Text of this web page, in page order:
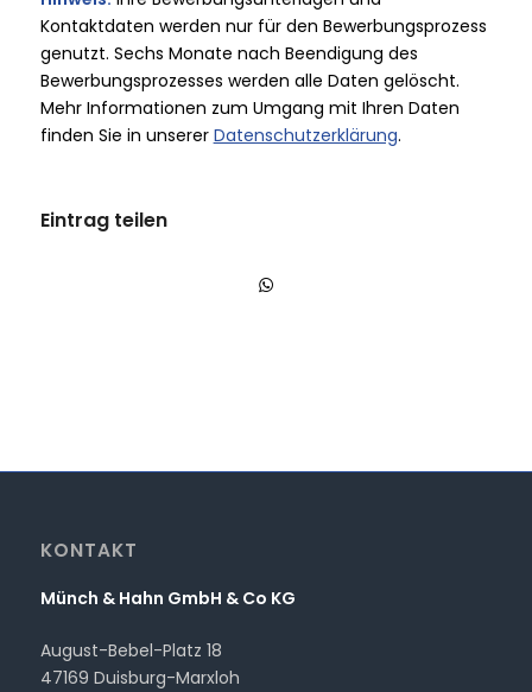
Kontaktdaten werden nur für den Bewerbungsprozess
genutzt. Sechs Monate nach Beendigung des
Bewerbungsprozesses werden alle Daten gelöscht.
Mehr Informationen zum Umgang mit Ihren Daten
finden Sie in unserer Datenschutzerklärung.
Eintrag teilen
KONTAKT
Münch & Hahn GmbH & Co KG
August-Bebel-Platz 18
47169 Duisburg-Marxloh